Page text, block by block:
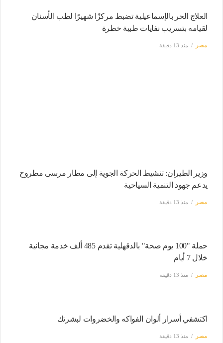
العلاج الحر بالإسماعيلية تضبط مركزًا شهيرًا لطب الأسنان
لقيامه بتسريب نفايات طبية خطرة
مصر منذ 13 دقيقة
وزير الطيران: تنشيط الحركة الجوية إلى مطار مرسى مطروح
يدعم جهود التنمية السياحية
مصر منذ 13 دقيقة
حملة "100 يوم صحة" بالدقهلية تقدم 485 ألف خدمة مجانية
خلال 7 أيام
مصر منذ 13 دقيقة
اكتشفي أسرار ألوان الفواكه والخضروات لبشرتك
مصر منذ 13 دقيقة